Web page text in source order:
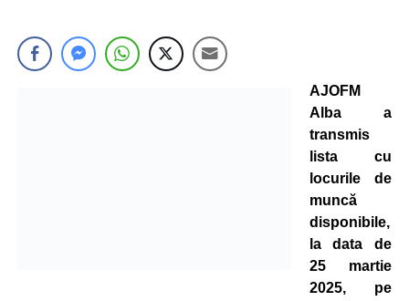
AJOFM
Alba a
transmis
lista cu
locurile de
muncă
disponibile,
la data de
25 martie
2025, pe